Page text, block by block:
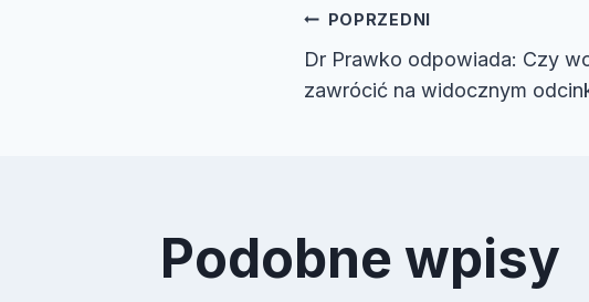
Nawigacja
wpisu
POPRZEDNI
Dr Prawko odpowiada: Czy
zawrócić na widocznym
Podobne wpisy